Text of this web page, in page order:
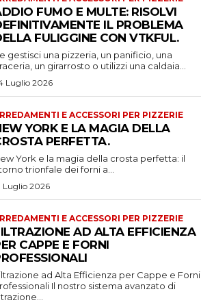
FUMO E MULTE: RISOLVI
IL PROBLEMA
FULIGGINE CON VTKFUL.
gestisci una pizzeria, un panificio, una
un girarrosto o utilizzi una caldaia...
Luglio 2026
E ACCESSORI PER PIZZERIE
YORK E LA MAGIA DELLA
PERFETTA.
York e la magia della crosta perfetta: il
trionfale dei forni a...
Luglio 2026
E ACCESSORI PER PIZZERIE
AD ALTA EFFICIENZA
CAPPE E FORNI
ad Alta Efficienza per Cappe e Forni
Il nostro sistema avanzato di